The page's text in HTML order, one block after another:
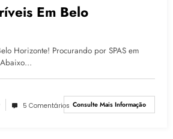
Em Belo
Horizonte! Procurando por SPAS em
Abaixo…
5 Comentários Consulte Mais Informação